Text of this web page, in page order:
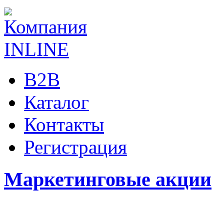
B2B
Каталог
Контакты
Регистрация
Маркетинговые акции